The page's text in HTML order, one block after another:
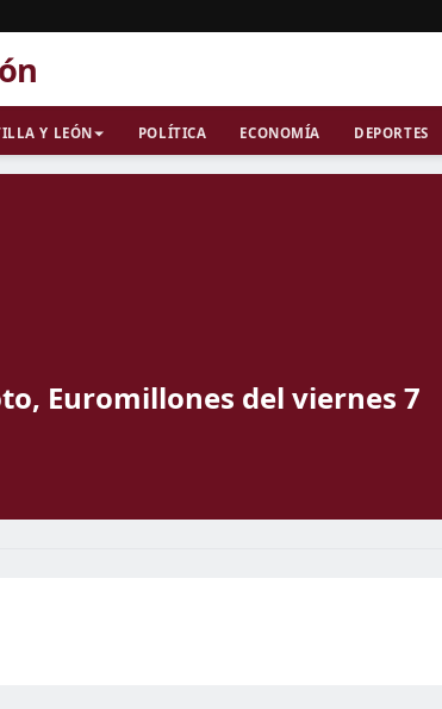
Y LEÓN POLÍTICA ECONOMÍA DEPORTES
Euromillones del viernes 7